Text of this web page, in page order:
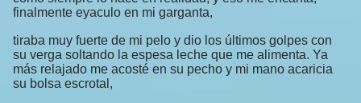
finalmente eyaculo en mi garganta,
tiraba muy fuerte de mi pelo y dio los últimos golpes con
su verga soltando la espesa leche que me alimenta. Ya
más relajado me acosté en su pecho y mi mano acaricia
su bolsa escrotal,